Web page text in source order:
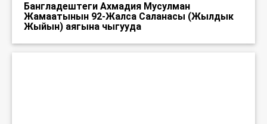
Бангладештеги Ахмадия Мусулман
Жамаатынын 92-Жалса Саланасы (Жылдык
Жыйын) аягына чыгууда